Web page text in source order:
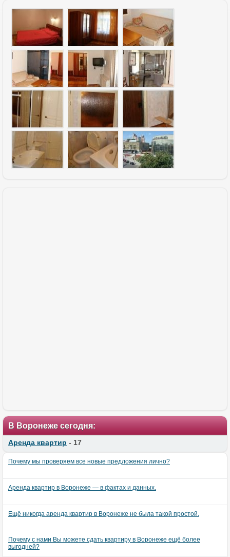
В Воронеже сегодня:
Аренда квартир - 17
Почему мы проверяем все новые предложения лично?
Аренда квартир в Воронеже — в фактах и данных.
Ещё никогда аренда квартир в Воронеже не была такой простой.
Почему с нами Вы можете сдать квартиру в Воронеже ещё более
выгодней?